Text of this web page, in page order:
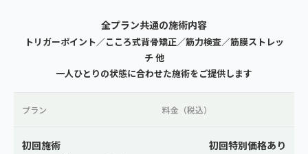
全プラン共通の施術内容
トリガーポイント／こころ式背骨矯正／筋力検査／筋膜ストレッ
チ 他
一人ひとりの状態に合わせた施術をご提供します
プラン 料金（税込）
初回施術 初回特別価格あり